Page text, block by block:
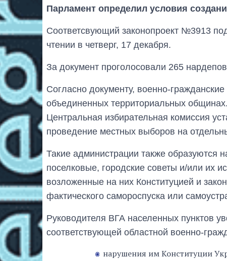
Парламент определил условия
Соответсвующий законопроект №3913
чтении в четверг, 17 декабря.
За документ проголосовали 265
Согласно документу, военно-
объединенных территориальных
Центральная избирательная комиссия
проведение местных выборов на
Такие администрации также образуются
поселковые, городские советы и/или их
возложенные на них Конституцией и
фактического самороспуска или
Руководителя ВГА населенных пунктов
соответствующей областной военно-
нарушения им Конституции